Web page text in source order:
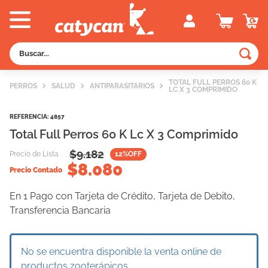
Buscar...
PERROS SALUD ANTIPARASITARIOS
TOTAL FULL PERROS 60 K
LC X 3 COMPRIMIDO
REFERENCIA: 4857
Total Full Perros 60 K Lc X 3 Comprimido
Precio de Lista $9.182 12%OFF
Precio Contado
$8.080
En 1 Pago con Tarjeta de Crédito, Tarjeta de Debito,
Transferencia Bancaria
No se encuentra disponible la venta online de
3.
excellent
4.
vitalcan
5.
piedras
6
perros
9.
fawna